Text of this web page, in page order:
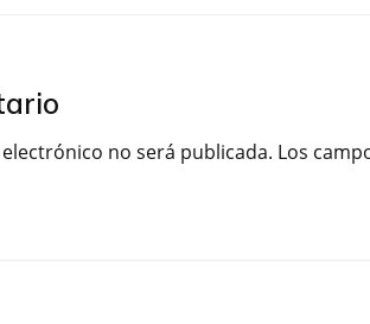
no será publicada. Los